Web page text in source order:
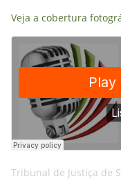
Veja a cobertura
Tribunal de Justiça de